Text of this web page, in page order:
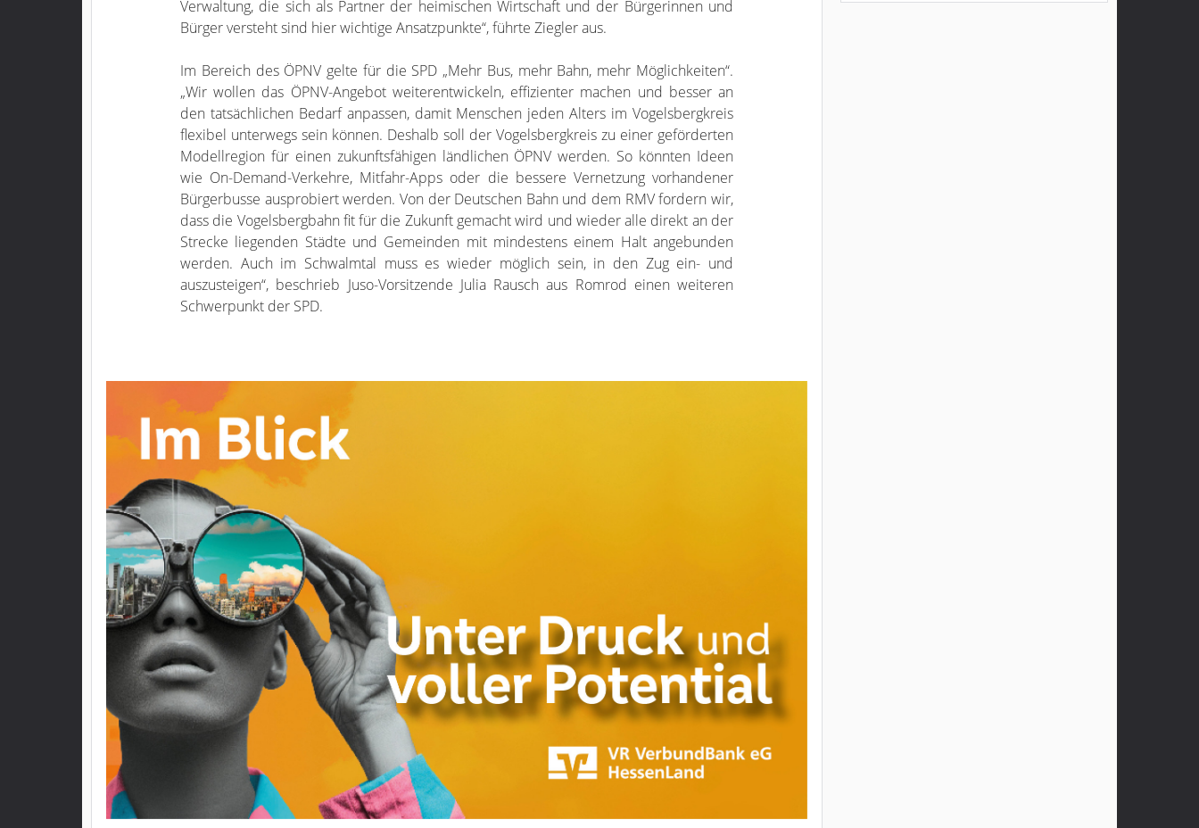
Verwaltung, die sich als Partner der heimischen Wirtschaft und der Bürgerinnen und
Bürger versteht sind hier wichtige Ansatzpunkte“, führte Ziegler aus.
Im Bereich des ÖPNV gelte für die SPD „Mehr Bus, mehr Bahn, mehr Möglichkeiten“.
„Wir wollen das ÖPNV-Angebot weiterentwickeln, effizienter machen und besser an
den tatsächlichen Bedarf anpassen, damit Menschen jeden Alters im Vogelsbergkreis
flexibel unterwegs sein können. Deshalb soll der Vogelsbergkreis zu einer geförderten
Modellregion für einen zukunftsfähigen ländlichen ÖPNV werden. So könnten Ideen
wie On-Demand-Verkehre, Mitfahr-Apps oder die bessere Vernetzung vorhandener
Bürgerbusse ausprobiert werden. Von der Deutschen Bahn und dem RMV fordern wir,
dass die Vogelsbergbahn fit für die Zukunft gemacht wird und wieder alle direkt an der
Strecke liegenden Städte und Gemeinden mit mindestens einem Halt angebunden
werden. Auch im Schwalmtal muss es wieder möglich sein, in den Zug ein- und
auszusteigen“, beschrieb Juso-Vorsitzende Julia Rausch aus Romrod einen weiteren
Schwerpunkt der SPD.